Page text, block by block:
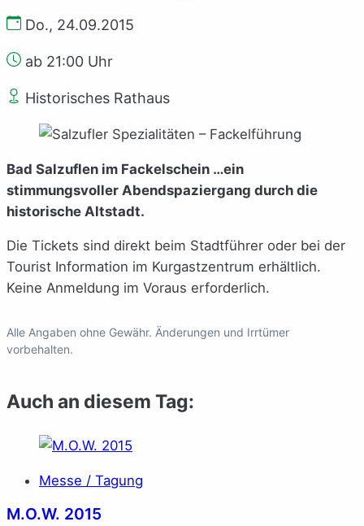
Do., 24.09.2015
ab 21:00 Uhr
Historisches Rathaus
Bad Salzuflen im Fackelschein …ein
stimmungsvoller Abendspaziergang durch die
historische Altstadt.
Die Tickets sind direkt beim Stadtführer oder bei der
Tourist Information im Kurgastzentrum erhältlich.
Keine Anmeldung im Voraus erforderlich.
Alle Angaben ohne Gewähr. Änderungen und Irrtümer
vorbehalten.
Auch an diesem Tag:
Messe / Tagung
M.O.W. 2015